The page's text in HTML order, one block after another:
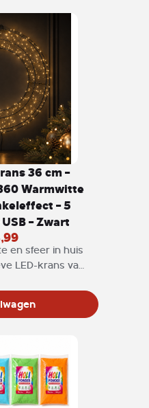
een sfeervol
lichteffect.
36 cm –
Warmwitte
– 5
– Zwart
en sfeer in huis
LED-krans van